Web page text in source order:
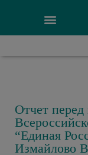
Отчет
“Единая
Измайлово